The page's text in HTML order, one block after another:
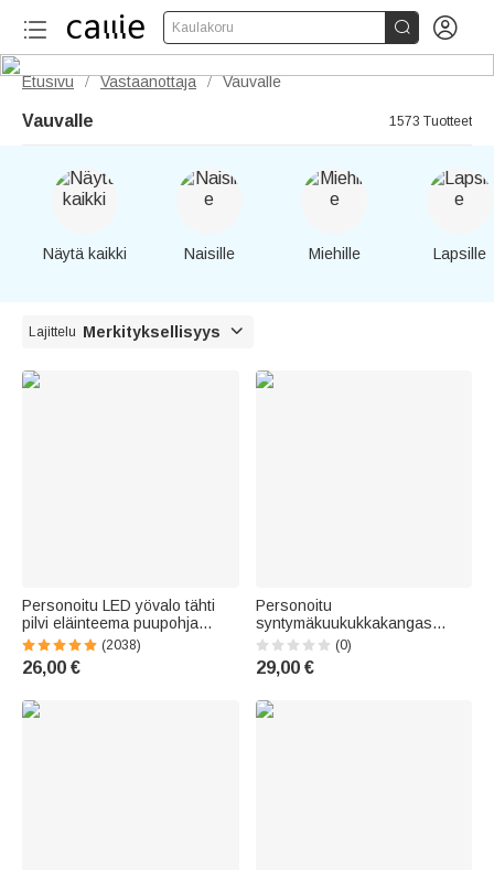
Kaulakoru  
Etusivu / Vastaanottaja / Vauvalle
Vauvalle 1573 Tuotteet
Näytä kaikki Naisille Miehille Lapsille
Lajittelu Merkityksellisyys 
Personoitu LED yövalo tähti
pilvi eläinteema puupohja
lastenhuone sisustus
syntymäpäivälahja baby
shower lahja
(2038)
26,00 €
Personoitu
syntymäkuukukkakangas
nimellä vuodella ja otsikolla
minimalistinen lastenhuoneen
koriste lahja vanhemmille
(0)
29,00 €